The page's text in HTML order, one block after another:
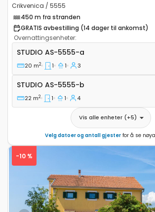
Crikvenica / 5555
450 m fra stranden
GRATIS avbestilling (14 dager til ankomst)
Overnattingsenheter:
Leilighet studio Crikvenica AS-5555-a
STUDIO AS-5555-a
20 m2 1 1 3
Studio AS-5555-b
STUDIO AS-5555-b
22 m2 1 1 4
Vis alle enheter(+5)
Velg datoer og antall gjester for å se
-10 %